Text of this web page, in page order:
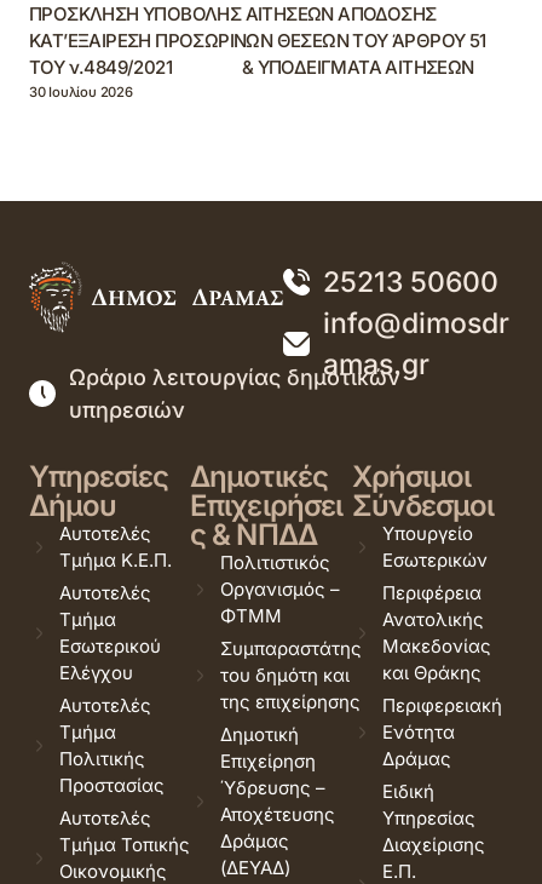
ΠΡΟΣΚΛΗΣΗ ΥΠΟΒΟΛΗΣ ΑΙΤΗΣΕΩΝ ΑΠΟΔΟΣΗΣ
ΚΑΤ’ΕΞΑΙΡΕΣΗ ΠΡΟΣΩΡΙΝΩΝ ΘΕΣΕΩΝ ΤΟΥ ΆΡΘΡΟΥ 51
ΤΟΥ ν.4849/2021 & ΥΠΟΔΕΙΓΜΑΤΑ ΑΙΤΗΣΕΩΝ
30 Ιουλίου 2026
25213 50600
info@dimosdr
amas.gr
Ωράριο λειτουργίας δημοτικών
υπηρεσιών
Υπηρεσίες
Δήμου
Αυτοτελές
Τμήμα Κ.Ε.Π.
Αυτοτελές
Τμήμα
Εσωτερικού
Ελέγχου
Αυτοτελές
Τμήμα
Πολιτικής
Προστασίας
Αυτοτελές
Τμήμα Τοπικής
Οικονομικής
Δημοτικές
Επιχειρήσει
ς & ΝΠΔΔ
Πολιτιστικός
Οργανισμός –
ΦΤΜΜ
Συμπαραστάτης
του δημότη και
της επιχείρησης
Δημοτική
Επιχείρηση
Ύδρευσης –
Αποχέτευσης
Δράμας
(ΔΕΥΑΔ)
Χρήσιμοι
Σύνδεσμοι
Υπουργείο
Εσωτερικών
Περιφέρεια
Ανατολικής
Μακεδονίας
και Θράκης
Περιφερειακή
Ενότητα
Δράμας
Ειδική
Υπηρεσίας
Διαχείρισης
Ε.Π.